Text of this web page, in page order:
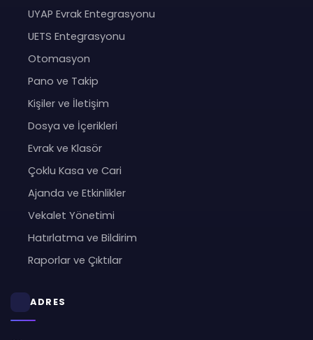
UYAP Evrak Entegrasyonu
UETS Entegrasyonu
Otomasyon
Pano ve Takip
Kişiler ve İletişim
Dosya ve İçerikleri
Evrak ve Klasör
Çoklu Kasa ve Cari
Ajanda ve Etkinlikler
Vekalet Yönetimi
Hatırlatma ve Bildirim
Raporlar ve Çıktılar
ADRES